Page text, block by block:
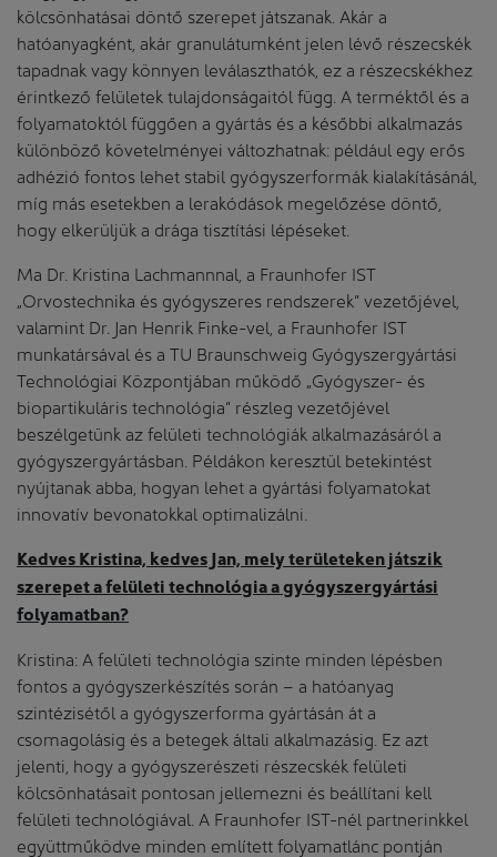
kölcsönhatásai döntő szerepet játszanak. Akár a
hatóanyagként, akár granulátumként jelen lévő részecskék
tapadnak vagy könnyen leválaszthatók, ez a részecskékhez
érintkező felületek tulajdonságaitól függ. A terméktől és a
folyamatoktól függően a gyártás és a későbbi alkalmazás
különböző követelményei változhatnak: például egy erős
adhézió fontos lehet stabil gyógyszerformák kialakításánál,
míg más esetekben a lerakódások megelőzése döntő,
hogy elkerüljük a drága tisztítási lépéseket.
Ma Dr. Kristina Lachmannnal, a Fraunhofer IST
„Orvostechnika és gyógyszeres rendszerek” vezetőjével,
valamint Dr. Jan Henrik Finke-vel, a Fraunhofer IST
munkatársával és a TU Braunschweig Gyógyszergyártási
Technológiai Központjában működő „Gyógyszer- és
biopartikuláris technológia” részleg vezetőjével
beszélgetünk az felületi technológiák alkalmazásáról a
gyógyszergyártásban. Példákon keresztül betekintést
nyújtanak abba, hogyan lehet a gyártási folyamatokat
innovatív bevonatokkal optimalizálni.
Kedves Kristina, kedves Jan, mely területeken játszik
szerepet a felületi technológia a gyógyszergyártási
folyamatban?
Kristina: A felületi technológia szinte minden lépésben
fontos a gyógyszerkészítés során – a hatóanyag
szintézisétől a gyógyszerforma gyártásán át a
csomagolásig és a betegek általi alkalmazásig. Ez azt
jelenti, hogy a gyógyszerészeti részecskék felületi
kölcsönhatásait pontosan jellemezni és beállítani kell
felületi technológiával. A Fraunhofer IST-nél partnerinkkel
együttműködve minden említett folyamatlánc pontján